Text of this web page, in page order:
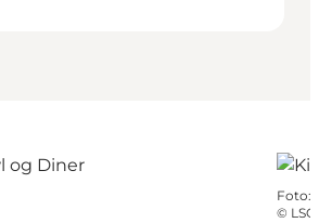
Foto:
©